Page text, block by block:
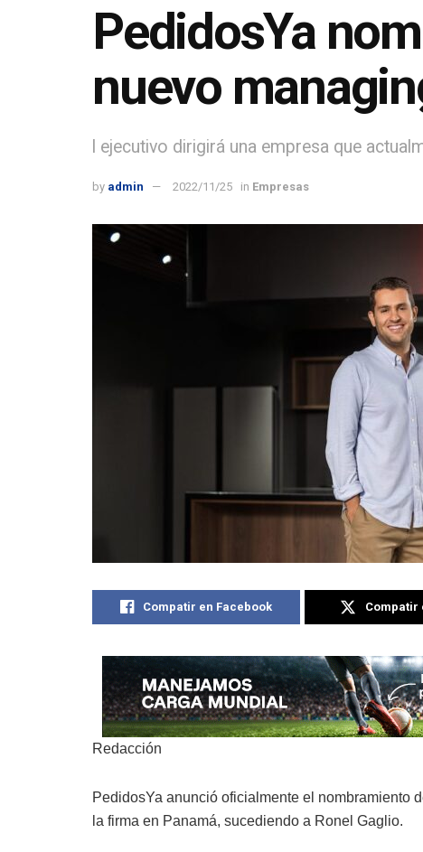
PedidosYa
nuevo
l ejecutivo dirigirá una empresa que
by admin 2022/11/25 in Empresas
Compatir en Facebook Compatir
Redacción
PedidosYa anunció oficialmente el nombramiento
la firma en Panamá, sucediendo a Ronel Gaglio.